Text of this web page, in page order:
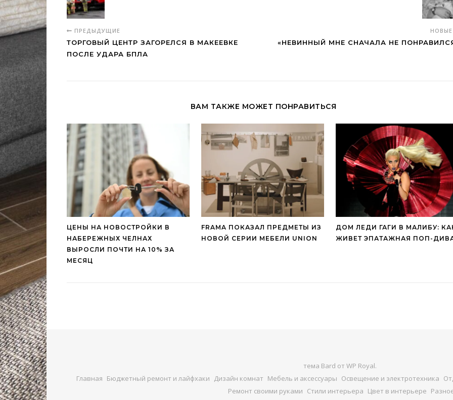
ПРЕДЫДУЩИЕ
ТОРГОВЫЙ ЦЕНТР ЗАГОРЕЛСЯ В МАКЕЕВКЕ
ПОСЛЕ УДАРА БПЛА
«НЕВИННЫЙ МНЕ СНАЧАЛА НЕ
ВАМ ТАКЖЕ МОЖЕТ ПОНРАВИТЬСЯ
ЦЕНЫ НА НОВОСТРОЙКИ В
НАБЕРЕЖНЫХ ЧЕЛНАХ
ВЫРОСЛИ ПОЧТИ НА 10% ЗА
МЕСЯЦ
FRAMA ПОКАЗАЛ ПРЕДМЕТЫ ИЗ
НОВОЙ СЕРИИ МЕБЕЛИ UNION
ДОМ ЛЕДИ ГАГИ В МАЛИБУ:
ЖИВЕТ ЭПАТАЖНАЯ ПОП-
тема Bard от WP Royal.
Главная Бюджетный ремонт и лайфхаки Дизайн комнат Мебель и аксессуары Освещение и электротехника
Ремонт своими руками Стили интерьера Цвет в интерьере